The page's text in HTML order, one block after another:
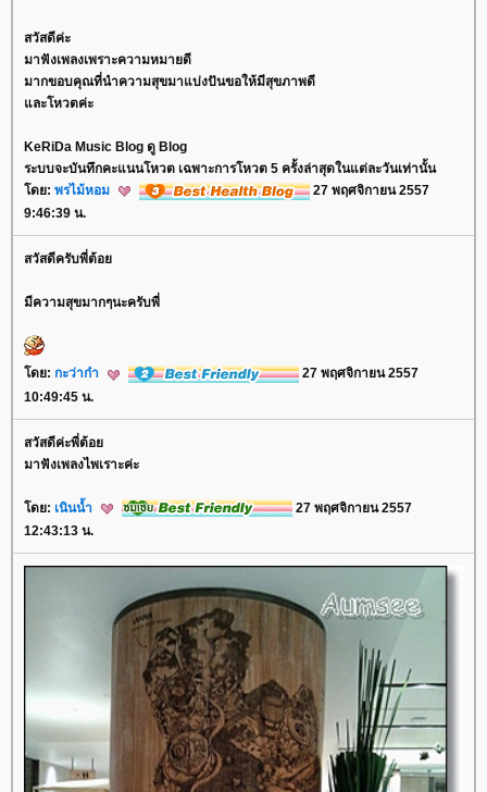
สวัสดีค่ะ
มาฟังเพลงเพราะความหมายดี
มากขอบคุณที่นำความสุขมาแบ่งปันขอให้มีสุขภาพดี
ละโหวตค่ะ
KeRiDa Music Blog ดู Blog
ระบบจะบันทึกคะแนนโหวต เฉพาะการโหวต 5 ครั้งล่าสุดในแต่ละวันเท่านั้น
ดย: พรไม้หอม
27 พฤศจิกายน 2557
9:46:39 น.
สวัสดีครับพี่ต้อ
มีความสุขมากๆนะครับพี่
ดย: กะว่าก๋า
27 พฤศจิกายน 2557
10:49:45 น.
สวัสดีค่ะพี่ต้อ
มาฟังเพลงไพเราะค่ะ
ดย: เนินน้ำ
27 พฤศจิกายน 2557
12:43:13 น.